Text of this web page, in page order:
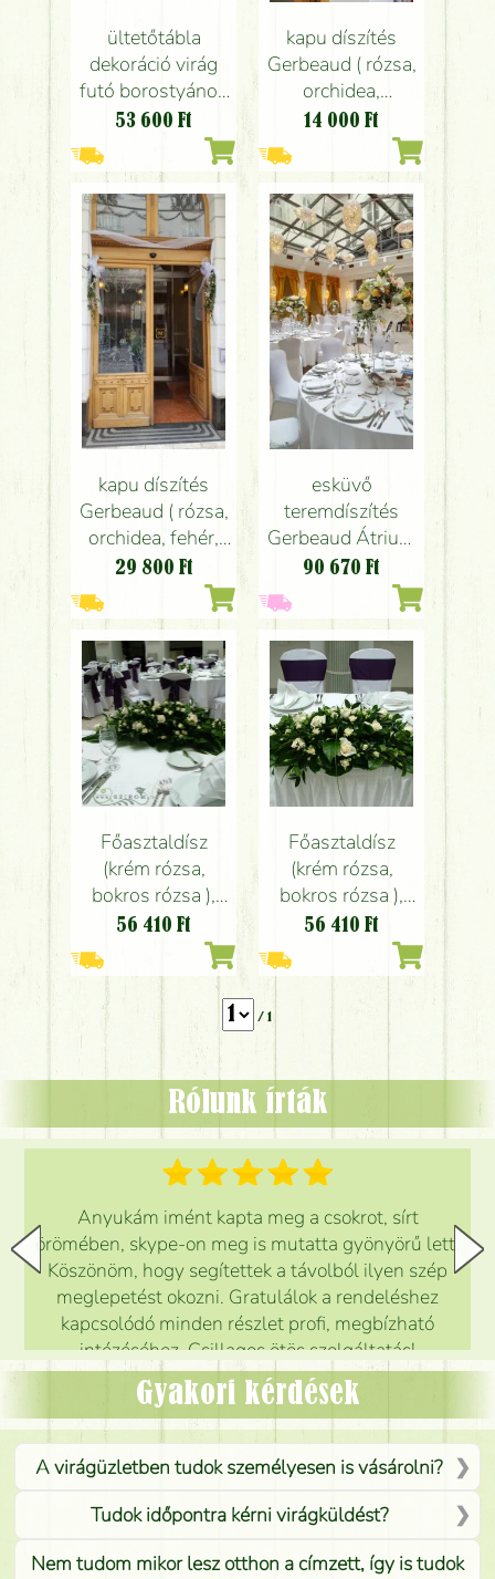
ültetőtábla
dekoráció virág
futó borostyánon
Gerbeaud Átrium
(barack, fehér),
esküvő
53 600 Ft
kapu díszítés
Gerbeaud ( rózsa,
orchidea,
borostyán, fehér,
barack), esküvő
14 000 Ft
kapu díszítés
Gerbeaud ( rózsa,
orchidea, fehér,
barack), esküvő
29 800 Ft
esküvő
teremdíszítés
Gerbeaud Átrium
(rózsa, bokros
rózsa, liliom,
hortenzia,
borostyán, fehér,
barack, 1db)
90 670 Ft
Főasztaldísz
(krém rózsa,
bokros rózsa ),
Gerbeaud, esküvő
56 410 Ft
Főasztaldísz
(krém rózsa,
bokros rózsa ),
Gerbeaud, esküvő
56 410 Ft
/ 1
Rólunk írták
Anyukám imént kapta meg a csokrot, sírt
örömében, skype-on meg is mutatta gyönyörű lett.
Köszönöm, hogy segítettek a távolból ilyen szép
meglepetést okozni. Gratulálok a rendeléshez
kapcsolódó minden részlet profi, megbízható
intézéséhez. Csillagos ötös szolgáltatás!
Mónika
Gyakori kérdések
A virágüzletben tudok személyesen is vásárolni?
Tudok időpontra kérni virágküldést?
Nem tudom mikor lesz otthon a címzett, így is tudok